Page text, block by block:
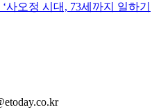
사오정 시대, 73세까지 일하기